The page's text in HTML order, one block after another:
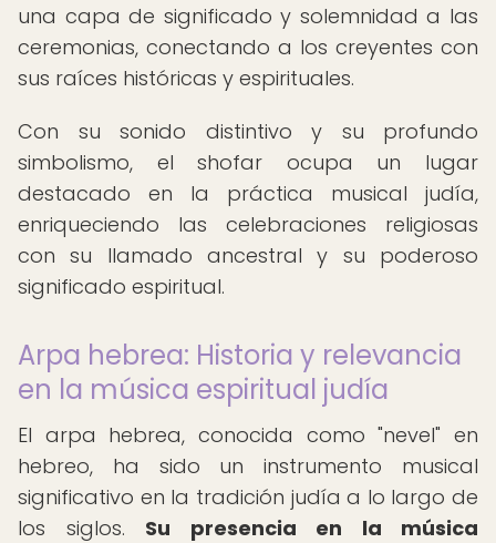
una capa de significado y solemnidad a las
ceremonias, conectando a los creyentes con
sus raíces históricas y espirituales.
Con su sonido distintivo y su profundo
simbolismo, el shofar ocupa un lugar
destacado en la práctica musical judía,
enriqueciendo las celebraciones religiosas
con su llamado ancestral y su poderoso
significado espiritual.
Arpa hebrea: Historia y relevancia
en la música espiritual judía
El arpa hebrea, conocida como "nevel" en
hebreo, ha sido un instrumento musical
significativo en la tradición judía a lo largo de
los siglos. Su presencia en la música